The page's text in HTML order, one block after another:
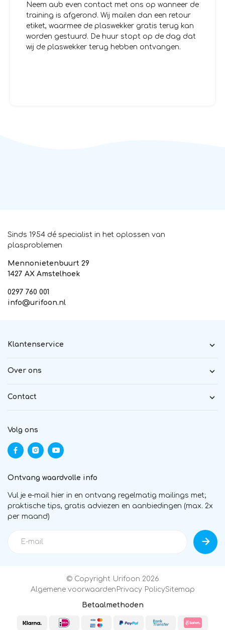
Neem aub even contact met ons op wanneer de
training is afgerond. Wij mailen dan een retour
etiket, waarmee de plaswekker gratis terug kan
worden gestuurd. De huur stopt op de dag dat
wij de plaswekker terug hebben ontvangen.
Sinds 1954 dé specialist in het oplossen van
plasproblemen
Mennonietenbuurt 29
1427 AX Amstelhoek
0297 760 001
info@urifoon.nl
Klantenservice
Over ons
Contact
Volg ons
Ontvang waardvolle info
Vul je e-mail hier in en ontvang regelmatig mailings met;
praktische tips, gratis adviezen en aanbiedingen (max. 2x
per maand)
© Copyright Urifoon 2026
Algemene voorwaarden Privacy PolicySitemap
Betaalmethoden